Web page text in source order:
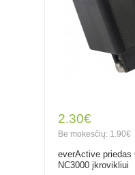
2.30€
Be mokesčių: 1.90€
everActive priedas
NC3000 įkrovikliui